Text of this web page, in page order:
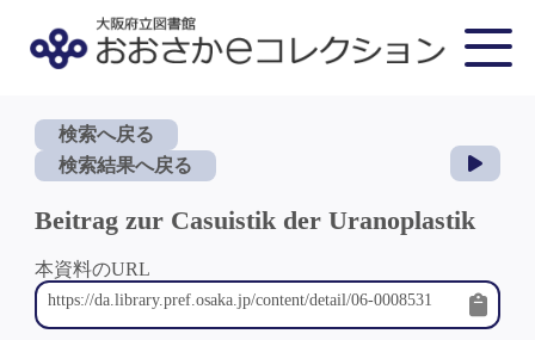
検索へ戻る
検索結果へ戻る
Beitrag zur Casuistik der Uranoplastik
本資料のURL